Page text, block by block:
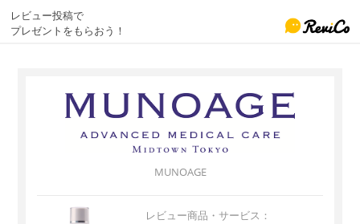
レビュー投稿で
プレゼントをもらおう！
MUNOAGE
レビュー商品・サービス：